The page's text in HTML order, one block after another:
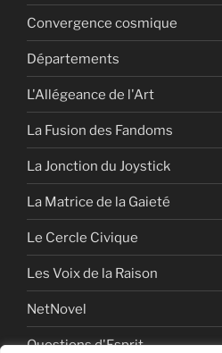
Convergence cosmique
Départements
L'Allégeance de l'Art
La Fusion des Fandoms
La Jonction du Joystick
La Matrice de la Gaieté
Le Cercle Civique
Les Voix de la Raison
NetNovel
Questions d'Esprit